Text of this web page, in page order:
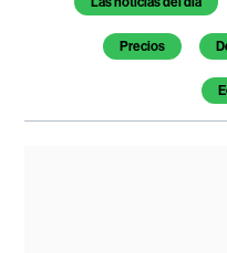
Precios